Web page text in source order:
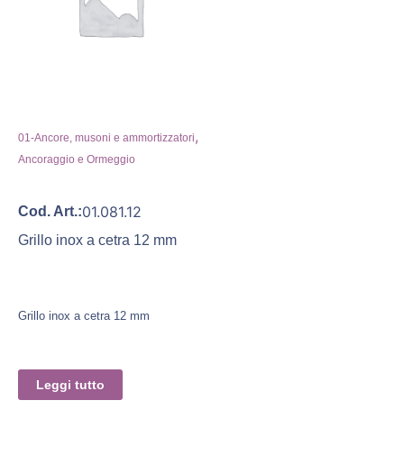
01-Ancore, musoni e ammortizzatori,
Ancoraggio e Ormeggio
Cod. Art.:01.081.12
Grillo inox a cetra 12 mm
Grillo inox a cetra 12 mm
Leggi tutto